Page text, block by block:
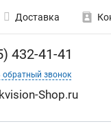
Доставка
432-41-41
обратный звонок
Shop.ru